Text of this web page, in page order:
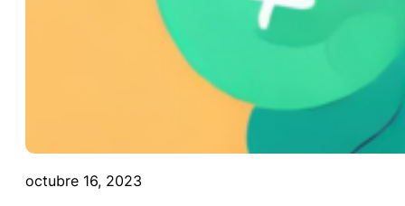
octubre 16, 2023